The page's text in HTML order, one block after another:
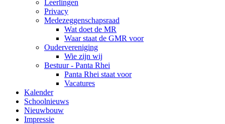
Leerlingen
Privacy
Medezeggenschapsraad
Wat doet de MR
Waar staat de GMR voor
Oudervereniging
Wie zijn wij
Bestuur - Panta Rhei
Panta Rhei staat voor
Vacatures
Kalender
Schoolnieuws
Nieuwbouw
Impressie